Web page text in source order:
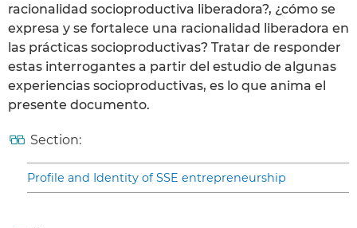
racionalidad socioproductiva liberadora?, ¿cómo se
expresa y se fortalece una racionalidad liberadora en
las prácticas socioproductivas? Tratar de responder
estas interrogantes a partir del estudio de algunas
experiencias socioproductivas, es lo que anima el
presente documento.
Section:
Profile and Identity of SSE entrepreneurship